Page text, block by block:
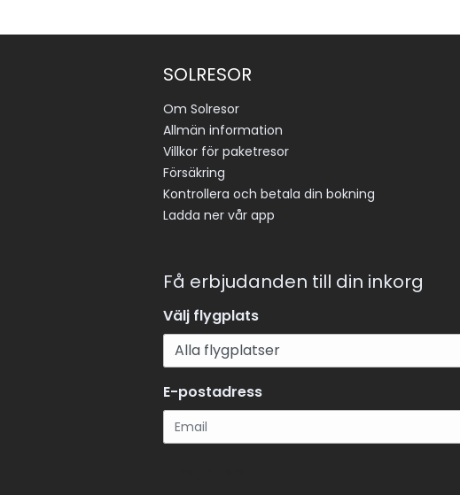
SOLRESOR
Om Solresor
Allmän information
Villkor för paketresor
Försäkring
Kontrollera och betala din bokning
Ladda ner vår app
Få erbjudanden till din inkorg
Välj flygplats
E-postadress